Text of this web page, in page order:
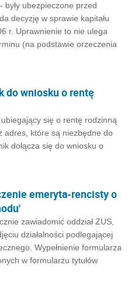
były ubezpieczone przed
decyzję w sprawie kapitału
r. Uprawnienie to nie ulega
(na podstawie orzeczenia
do wniosku o rentę
ubiegający się o rentę rodzinną
adres, które są niezbędne do
dołącza się do wniosku o
emeryta-rencisty o
zawiadomić oddział ZUS,
działalności podlegającej
Wypełnienie formularza
w formularzu tytułów